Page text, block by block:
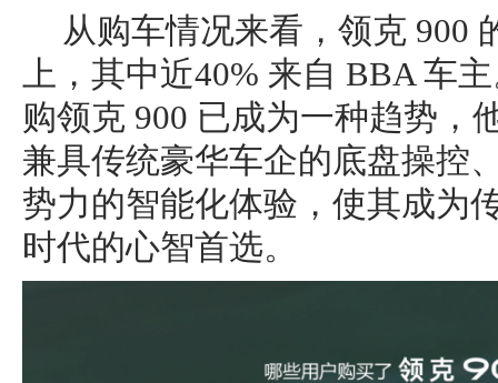
从购车情况来看，领克 900
上，其中近40% 来自 BBA 车
购领克 900 已成为一种趋势，
兼具传统豪华车企的底盘操控
势力的智能化体验，使其成为
时代的心智首选。